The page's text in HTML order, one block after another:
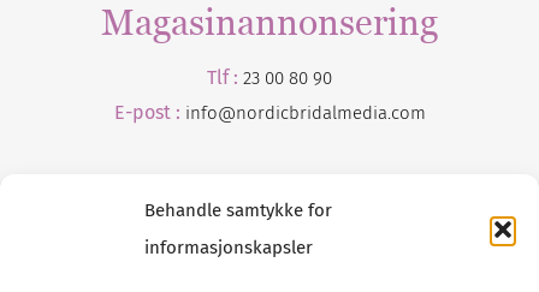
Behandle samtykke for
informasjonskapsler
Magasinannonsering
Tlf : 23 00 80 90
E-post : info@nordicbridalmedia.com